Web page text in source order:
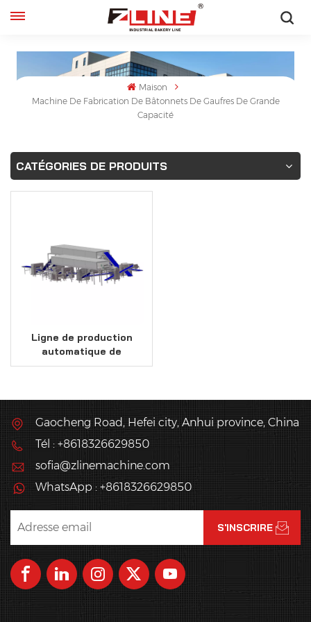
español
Maison
Machine De Fabrication De Bâtonnets De Gaufres De Grande
Capacité
CATÉGORIES DE PRODUITS
Ligne de production
automatique de
bâtonnets de gaufres
Gaocheng Road, Hefei city, Anhui province, China
Tél : +8618326629850
sofia@zlinemachine.com
WhatsApp : +8618326629850